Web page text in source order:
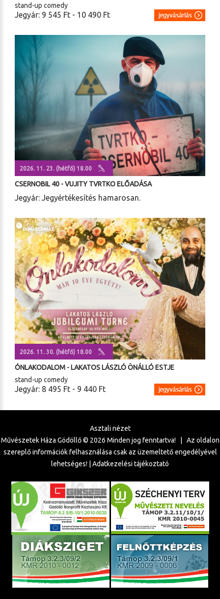
stand-up comedy
Jegyár: 9 545 Ft - 10 490 Ft
2026. 11. 23. (hétfő) 18.00
CSERNOBIL 40 - VUJITY TVRTKO ELŐADÁSA
Jegyár: Jegyértékesítés hamarosan.
2026. 11. 30. (hétfő) 18.00
ÓNLAKODALOM - LAKATOS LÁSZLÓ ÖNÁLLÓ ESTJE
stand-up comedy
Jegyár: 8 495 Ft - 9 440 Ft
Asztali nézet
Művészetek Háza Gödöllő © 2026 Minden jog fenntartva! | Az oldalon
szereplő információk felhasználása csak az üzemeltető engedélyével
lehetséges! | Adatkezelési tájékoztató